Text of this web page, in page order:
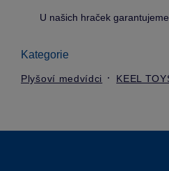
U našich hraček garantujeme
Kategorie
Plyšoví medvídci KEEL